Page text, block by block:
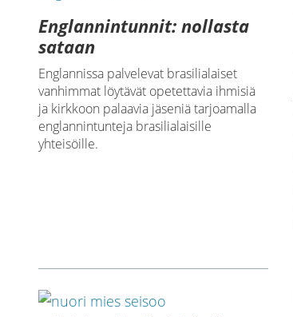
Englannintunnit: nollasta
sataan
Englannissa palvelevat brasilialaiset
vanhimmat löytävät opetettavia ihmisiä
ja kirkkoon palaavia jäseniä tarjoamalla
englannintunteja brasilialaisille
yhteisöille.